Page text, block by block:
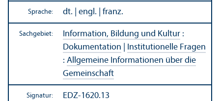
Sprache: dt. | engl. | franz.
Sachgebiet: Information, Bildung und Kultur :
Dokumentation
Institutionelle Fragen
: Allgemeine Informationen über die
Gemeinschaft
Signatur: EDZ-1620.13